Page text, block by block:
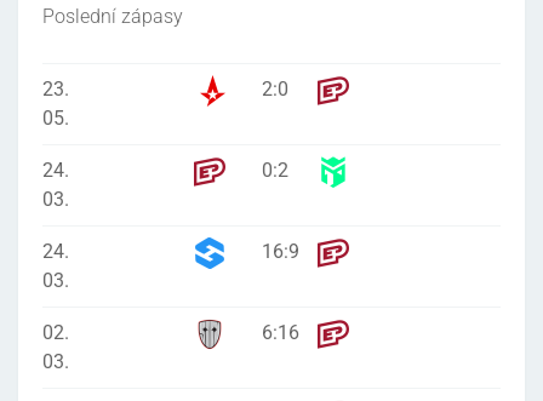
Poslední zápasy
23.
05.
2:0
24.
03.
0:2
24.
03.
16:9
02.
03.
6:16